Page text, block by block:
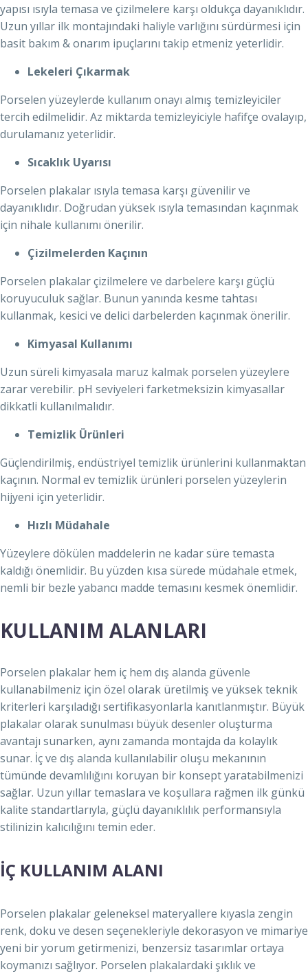
yapısı ısıyla temasa ve çizilmelere karşı oldukça dayanıklıdır.
Uzun yıllar ilk montajındaki haliyle varlığını sürdürmesi için
basit bakım & onarım ipuçlarını takip etmeniz yeterlidir.
Lekeleri Çıkarmak
Porselen yüzeylerde kullanım onayı almış temizleyiciler
tercih edilmelidir. Az miktarda temizleyiciyle hafifçe ovalayıp,
durulamanız yeterlidir.
Sıcaklık Uyarısı
Porselen plakalar ısıyla temasa karşı güvenilir ve
dayanıklıdır. Doğrudan yüksek ısıyla temasından kaçınmak
için nihale kullanımı önerilir.
Çizilmelerden Kaçının
Porselen plakalar çizilmelere ve darbelere karşı güçlü
koruyuculuk sağlar. Bunun yanında kesme tahtası
kullanmak, kesici ve delici darbelerden kaçınmak önerilir.
Kimyasal Kullanımı
Uzun süreli kimyasala maruz kalmak porselen yüzeylere
zarar verebilir. pH seviyeleri farketmeksizin kimyasallar
dikkatli kullanılmalıdır.
Temizlik Ürünleri
Güçlendirilmiş, endüstriyel temizlik ürünlerini kullanmaktan
kaçının. Normal ev temizlik ürünleri porselen yüzeylerin
hijyeni için yeterlidir.
Hızlı Müdahale
Yüzeylere dökülen maddelerin ne kadar süre temasta
kaldığı önemlidir. Bu yüzden kısa sürede müdahale etmek,
nemli bir bezle yabancı madde temasını kesmek önemlidir.
KULLANIM ALANLARI
Porselen plakalar hem iç hem dış alanda güvenle
kullanabilmeniz için özel olarak üretilmiş ve yüksek teknik
kriterleri karşıladığı sertifikasyonlarla kanıtlanmıştır. Büyük
plakalar olarak sunulması büyük desenler oluşturma
avantajı sunarken, aynı zamanda montajda da kolaylık
sunar. İç ve dış alanda kullanılabilir oluşu mekanının
tümünde devamlılığını koruyan bir konsept yaratabilmenizi
sağlar. Uzun yıllar temaslara ve koşullara rağmen ilk günkü
kalite standartlarıyla, güçlü dayanıklılık performansıyla
stilinizin kalıcılığını temin eder.
İÇ KULLANIM ALANI
Porselen plakalar geleneksel materyallere kıyasla zengin
renk, doku ve desen seçenekleriyle dekorasyon ve mimariye
yeni bir yorum getirmenizi, benzersiz tasarımlar ortaya
koymanızı sağlıyor. Porselen plakalardaki şıklık ve